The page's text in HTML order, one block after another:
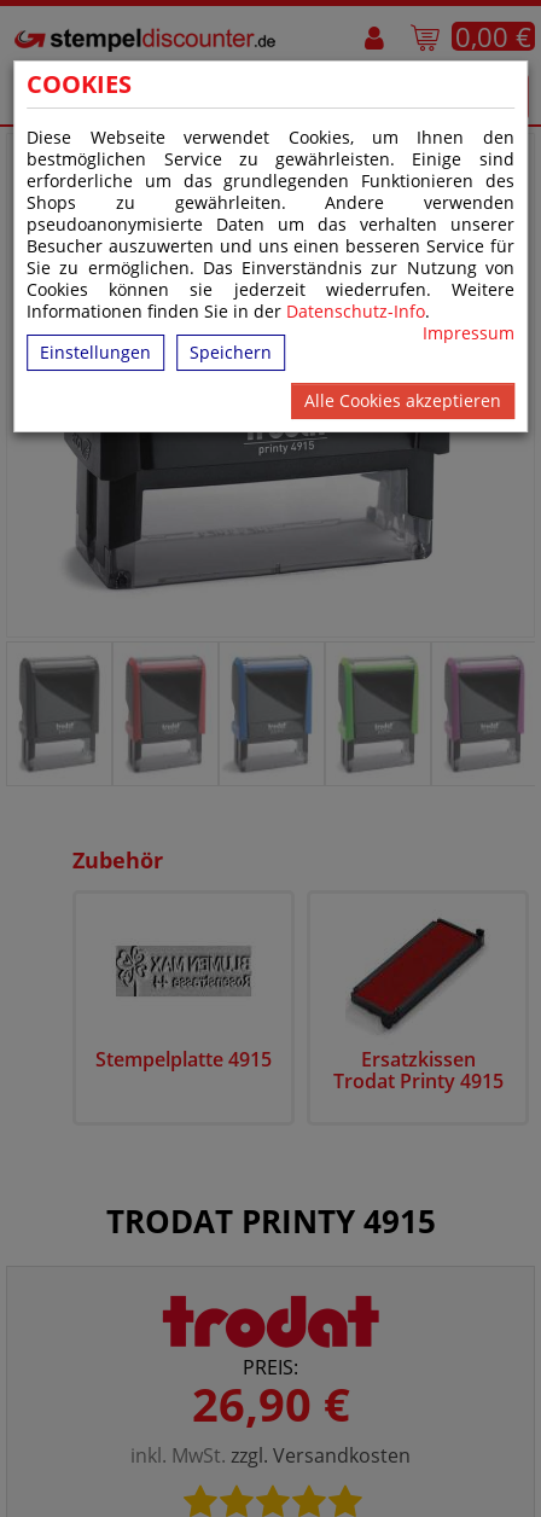
COOKIES
Diese Webseite verwendet Cookies, um Ihnen den
bestmöglichen Service zu gewährleisten. Einige sind
erforderliche um das grundlegenden Funktionieren des
Shops zu gewährleiten. Andere verwenden
pseudoanonymisierte Daten um das verhalten unserer
Besucher auszuwerten und uns einen besseren Service für
Sie zu ermöglichen. Das Einverständnis zur Nutzung von
Cookies können sie jederzeit wiederrufen. Weitere
Informationen finden Sie in der Datenschutz-Info.
Impressum
Einstellungen
Speichern
Alle Cookies akzeptieren
0,00 €
Zubehör
Stempelplatte 4915
Ersatzkissen
Trodat Printy 4915
TRODAT PRINTY 4915
PREIS:
26,90 €
inkl. MwSt. zzgl. Versandkosten